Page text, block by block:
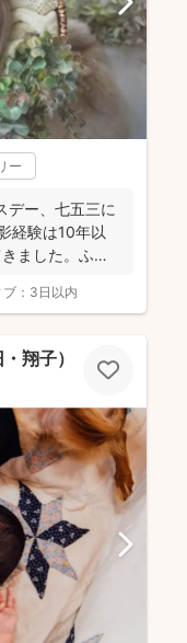
ー
デー、七五三に
経験は10年以
ました。ふん
： 3日以内
翔子）